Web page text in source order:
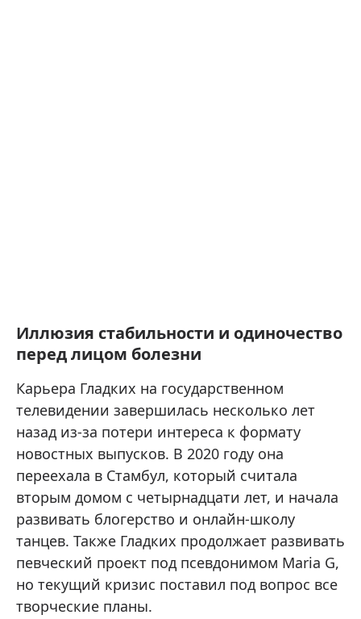
Иллюзия стабильности и одиночество
перед лицом болезни
Карьера Гладких на государственном
телевидении завершилась несколько лет
назад из-за потери интереса к формату
новостных выпусков. В 2020 году она
переехала в Стамбул, который считала
вторым домом с четырнадцати лет, и начала
развивать блогерство и онлайн-школу
танцев. Также Гладких продолжает развивать
певческий проект под псевдонимом Maria G,
но текущий кризис поставил под вопрос все
творческие планы.